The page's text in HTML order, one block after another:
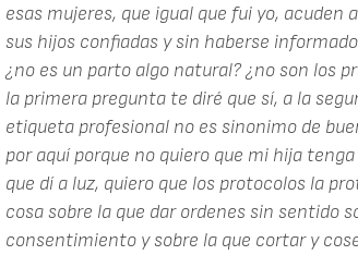
esas mujeres, que igual que fui yo,
sus hijos confiadas y sin haberse
¿no es un parto algo natural? ¿no son los
la primera pregunta te diré que sí, a la
etiqueta profesional no es sinonimo de
por aquí porque no quiero que mi hija
que dí a luz, quiero que los protocolos la
cosa sobre la que dar ordenes sin sentido
consentimiento y sobre la que cortar y